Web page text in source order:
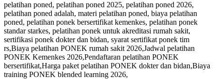
pelatihan poned, pelatihan poned 2025, pelatihan poned 2026,
pelatihan poned adalah, materi pelatihan poned, biaya pelatihan
poned, pelatihan ponek bersertifikat kemenkes, pelatihan ponek
standar starkes, pelatihan ponek untuk akreditasi rumah sakit,
sertifikasi ponek dokter dan bidan, syarat sertifikat ponek tim
rs,Biaya pelatihan PONEK rumah sakit 2026,Jadwal pelatihan
PONEK Kemenkes 2026,Pendaftaran pelatihan PONEK
bersertifikat,Harga paket pelatihan PONEK dokter dan bidan,Biaya
training PONEK blended learning 2026,